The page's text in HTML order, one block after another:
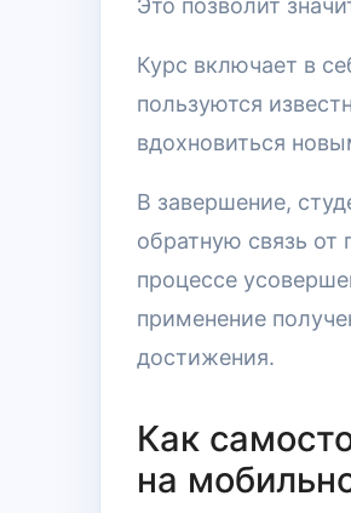
Это позволит
Курс включает в
пользуются
вдохновиться
В завершение,
обратную связь от
процессе
применение
достижения.
Как
на